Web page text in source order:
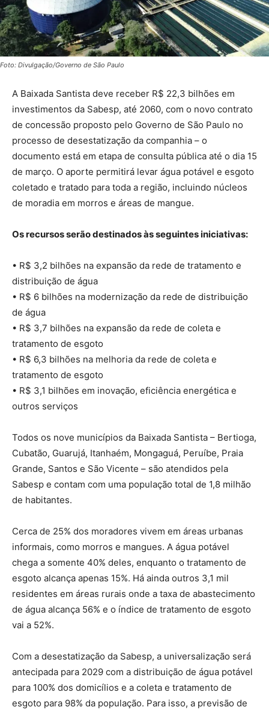
Foto: Divulgação/Governo de São Paulo
A Baixada Santista deve receber R$ 22,3 bilhões em
investimentos da Sabesp, até 2060, com o novo contrato
de concessão proposto pelo Governo de São Paulo no
processo de desestatização da companhia – o
documento está em etapa de consulta pública até o dia 15
de março. O aporte permitirá levar água potável e esgoto
coletado e tratado para toda a região, incluindo núcleos
de moradia em morros e áreas de mangue.
Os recursos serão destinados às seguintes iniciativas:
• R$ 3,2 bilhões na expansão da rede de tratamento e
distribuição de água
• R$ 6 bilhões na modernização da rede de distribuição
de água
• R$ 3,7 bilhões na expansão da rede de coleta e
tratamento de esgoto
• R$ 6,3 bilhões na melhoria da rede de coleta e
tratamento de esgoto
• R$ 3,1 bilhões em inovação, eficiência energética e
outros serviços
Todos os nove municípios da Baixada Santista – Bertioga,
Cubatão, Guarujá, Itanhaém, Mongaguá, Peruíbe, Praia
Grande, Santos e São Vicente – são atendidos pela
Sabesp e contam com uma população total de 1,8 milhão
de habitantes.
Cerca de 25% dos moradores vivem em áreas urbanas
informais, como morros e mangues. A água potável
chega a somente 40% deles, enquanto o tratamento de
esgoto alcança apenas 15%. Há ainda outros 3,1 mil
residentes em áreas rurais onde a taxa de abastecimento
de água alcança 56% e o índice de tratamento de esgoto
vai a 52%.
Com a desestatização da Sabesp, a universalização será
antecipada para 2029 com a distribuição de água potável
para 100% dos domicílios e a coleta e tratamento de
esgoto para 98% da população. Para isso, a previsão de